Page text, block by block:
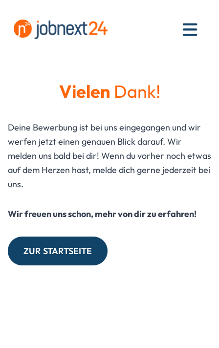
Vielen Dank!
Deine Bewerbung ist bei uns eingegangen und wir
werfen jetzt einen genauen Blick darauf. Wir
melden uns bald bei dir! Wenn du vorher noch etwas
auf dem Herzen hast, melde dich gerne jederzeit bei
uns.
Wir freuen uns schon, mehr von dir zu erfahren!
ZUR STARTSEITE